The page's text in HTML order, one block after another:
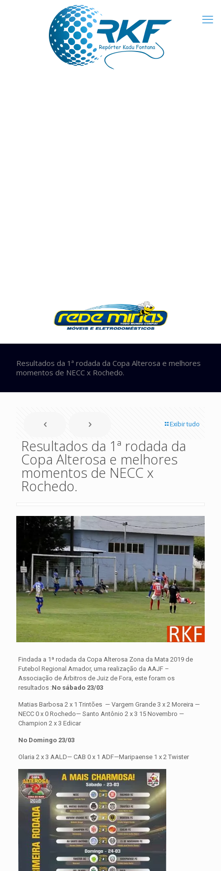
Resultados da 1ª rodada da Copa Alterosa e melhores
momentos de NECC x Rochedo.
Exibir tudo
Resultados da 1ª rodada da
Copa Alterosa e melhores
momentos de NECC x
Rochedo.
Findada a 1ª rodada da Copa Alterosa Zona da Mata 2019 de
Futebol Regional Amador, uma realização da AAJF –
Associação de Árbitros de Juiz de Fora, este foram os
resultados :No sábado 23/03
Matias Barbosa 2 x 1 Trintões — Vargem Grande 3 x 2 Moreira —
NECC 0 x 0 Rochedo— Santo Antônio 2 x 3 15 Novembro —
Champion 2 x 3 Edicar
No Domingo 23/03
Olaria 2 x 3 AALD— CAB 0 x 1 ADF—Maripaense 1 x 2 Twister